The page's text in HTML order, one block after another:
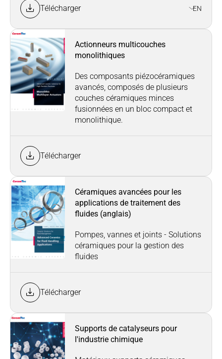
Télécharger EN
Actionneurs multicouches
monolithiques
Des composants piézocéramiques
avancés, composés de plusieurs
couches céramiques minces
fusionnées en un bloc compact et
monolithique.
Télécharger
Céramiques avancées pour les
applications de traitement des
fluides (anglais)
Pompes, vannes et joints - Solutions
céramiques pour la gestion des
fluides
Télécharger
Supports de catalyseurs pour
l'industrie chimique